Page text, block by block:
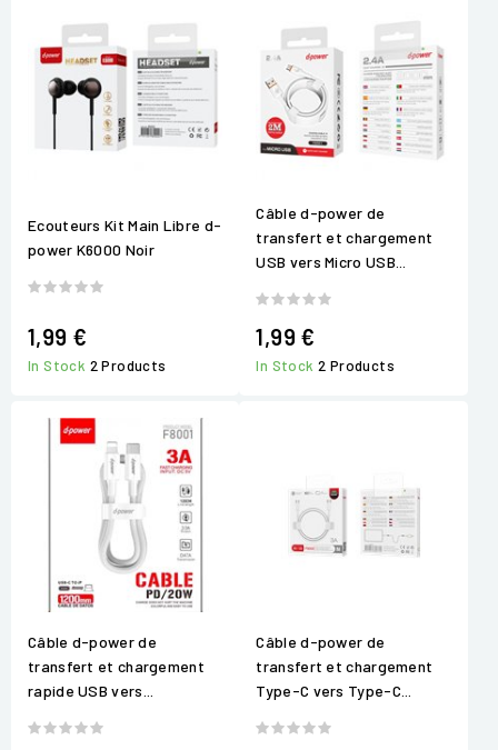
Ecouteurs Kit Main Libre d-
power K6000 Noir
1,99 €
In Stock 2 Products
Câble d-power de
transfert et chargement
USB vers Micro USB...
1,99 €
In Stock2 Products
Câble d-power de
transfert et chargement
rapide USB vers...
Câble d-power de
transfert et chargement
Type-C vers Type-C...